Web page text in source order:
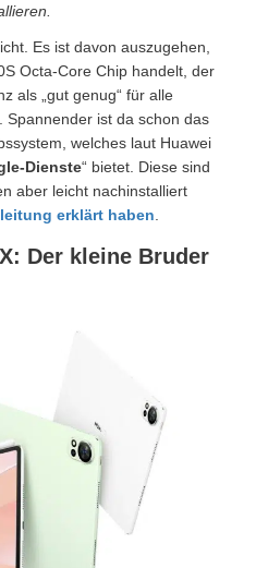
Es ist davon auszugehen,
Octa-Core Chip handelt, der
als „gut genug“ für alle
Spannender ist da schon das
welches laut Huawei
Dienste“ bietet. Diese sind
aber leicht nachinstalliert
erklärt haben
Der kleine Bruder